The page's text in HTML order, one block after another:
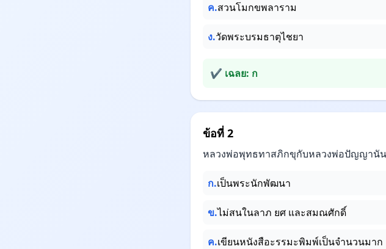
ค.สวนโมกขพลาราม
ง.วัดพระบรมธาตุไชยา
✔ เฉลย: ก
ข้อที่ 2
หลวงพ่อพุทธทาสภิกขุกับหลวงพ่อปัญญานัน
ก.เป็นพระนักพัฒนา
ข.ไม่สนในลาภ ยศ และสมณศักดิ์
ค.เขียนหนังสือะรรมะพิมพ์เป็นจำนวนมาก